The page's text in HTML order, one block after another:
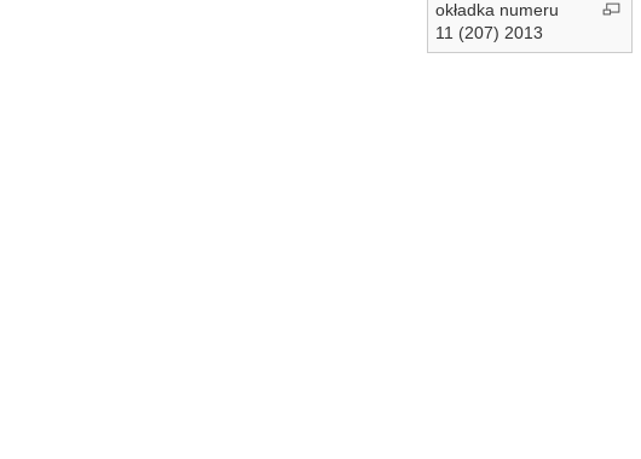
okładka numeru
11 (207) 2013